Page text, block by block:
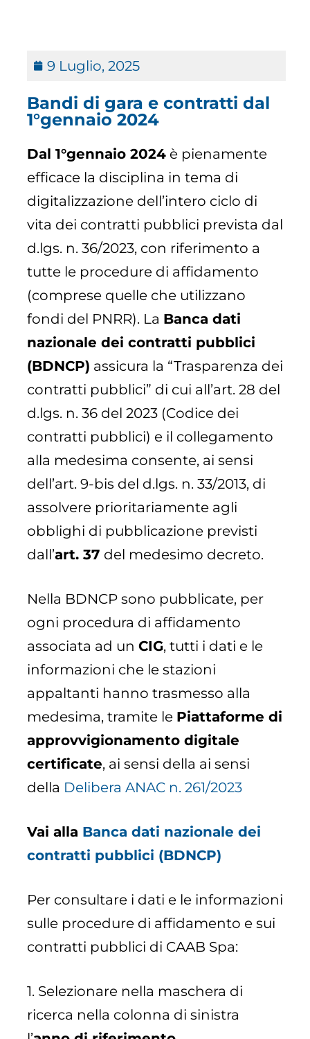
9 Luglio, 2025
Bandi di gara e contratti dal
1°gennaio 2024
Dal 1°gennaio 2024 è pienamente
efficace la disciplina in tema di
digitalizzazione dell’intero ciclo di
vita dei contratti pubblici prevista dal
d.lgs. n. 36/2023, con riferimento a
tutte le procedure di affidamento
(comprese quelle che utilizzano
fondi del PNRR). La Banca dati
nazionale dei contratti pubblici
(BDNCP) assicura la “Trasparenza dei
contratti pubblici” di cui all’art. 28 del
d.lgs. n. 36 del 2023 (Codice dei
contratti pubblici) e il collegamento
alla medesima consente, ai sensi
dell’art. 9-bis del d.lgs. n. 33/2013, di
assolvere prioritariamente agli
obblighi di pubblicazione previsti
dall’art. 37 del medesimo decreto.
Nella BDNCP sono pubblicate, per
ogni procedura di affidamento
associata ad unCIG, tutti i dati e le
informazioni che le stazioni
appaltanti hanno trasmesso alla
medesima, tramite le Piattaforme di
approvvigionamento digitale
certificate, ai sensi della ai sensi
della Delibera ANAC n. 261/2023
Vai alla Banca dati nazionale dei
contratti pubblici (BDNCP)
Per consultare i dati e le informazioni
sulle procedure di affidamento e sui
contratti pubblici di CAAB Spa:
1. Selezionare nella maschera di
ricerca nella colonna di sinistra